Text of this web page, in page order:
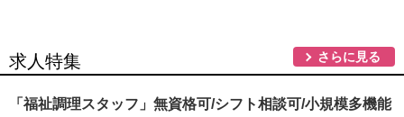
求人特集 さらに見る
「福祉調理スタッフ」無資格可/シフト相談可/小規模多機能